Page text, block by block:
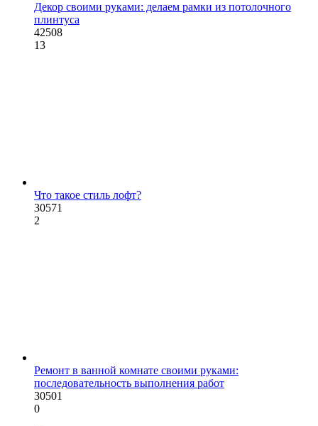
Декор своими руками: делаем рамки из потолочного
плинтуса
42508
13
Что такое стиль лофт?
30571
2
Ремонт в ванной комнате своими руками:
последовательность выполнения работ
30501
0